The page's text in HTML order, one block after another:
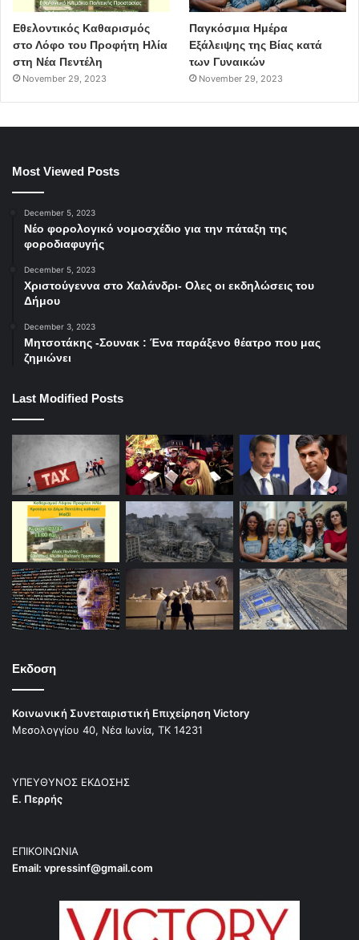
Εθελοντικός Καθαρισμός
στο Λόφο του Προφήτη Ηλία
στη Νέα Πεντέλη
November 29, 2023
Παγκόσμια Ημέρα
Εξάλειψης της Βίας κατά
των Γυναικών
November 29, 2023
Most Viewed Posts
December 5, 2023
Νέο φορολογικό νομοσχέδιο για την πάταξη της
φοροδιαφυγής
December 5, 2023
Χριστούγεννα στο Χαλάνδρι- Ολες οι εκδηλώσεις του
Δήμου
December 3, 2023
Μητσοτάκης -Σουνακ : Ένα παράξενο θέατρο που μας
ζημιώνει
Last Modified Posts
Εκδοση
Κοινωνική Συνεταιριστική Επιχείρηση Victory
Μεσολογγίου 40, Νέα Ιωνία, ΤΚ 14231
ΥΠΕΥΘΥΝΟΣ ΕΚΔΟΣΗΣ
Ε. Περρής
ΕΠΙΚΟΙΝΩΝΙΑ
Email: vpressinf@gmail.com